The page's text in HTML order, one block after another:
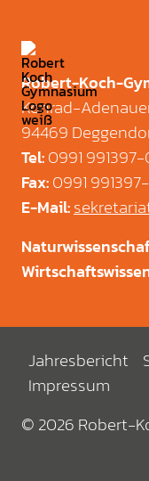
Robert-Koch-
Konrad-
94469
Tel:0991
Fax:0991
E-Mail:
Jahresbericht
Impressum
© 2026 Robert-